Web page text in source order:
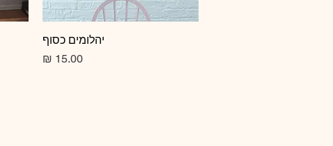
תצוגה מהירהיהלומים כסוף
מחיר‏15.00 ‏₪